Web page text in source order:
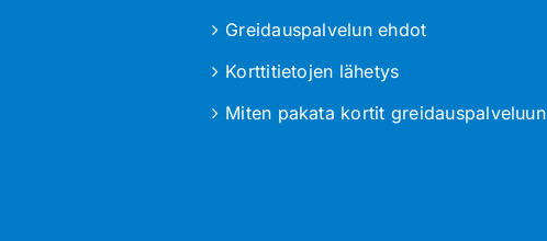
Greidauspalvelun ehdot
Korttitietojen lähetys
Miten pakata kortit greidauspalveluun